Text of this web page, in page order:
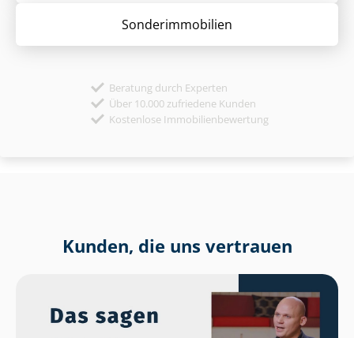
Sonder­immobilien
Beratung durch Experten
Über 10.000 zufriedene Kunden
Kostenlose Immobilienbewertung
Kunden, die uns vertrauen